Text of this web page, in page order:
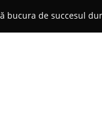
de succesul